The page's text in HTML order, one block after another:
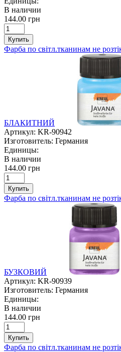
В наличии
144.00 грн
Купить
Фарба по світл.тканинам не
БЛАКИТНИЙ
Артикул: KR-90942
Изготовитель: Германия
Единицы:
В наличии
144.00 грн
Купить
Фарба по світл.тканинам не
БУЗКОВИЙ
Артикул: KR-90939
Изготовитель: Германия
Единицы:
В наличии
144.00 грн
Купить
Фарба по світл.тканинам не